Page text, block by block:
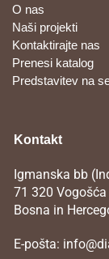
O nas
Naši projekti
Kontaktirajte nas
Prenesi katalog
Predstavitev na
Kontakt
Igmanska bb
71 320 Vogošća
Bosna in
E-pošta: